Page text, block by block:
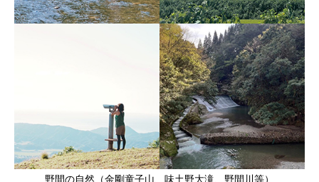
野間の自然（金剛童子山、味土野大滝、野間川等）